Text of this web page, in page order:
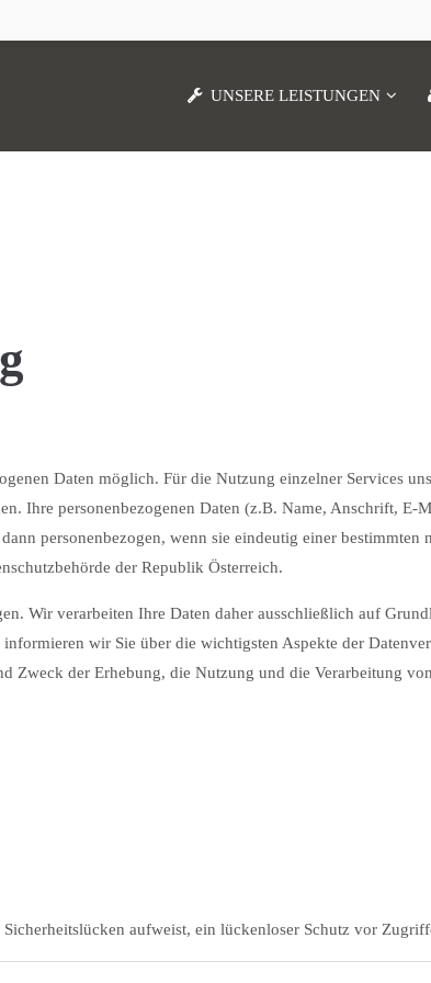
UNSERE LEISTUNGEN
Daten möglich. Für die Nutzung einzelner Services
Ihre personenbezogenen Daten (z.B. Name, Anschrift,
personenbezogen, wenn sie eindeutig einer
der Republik Österreich.
Wir verarbeiten Ihre Daten daher ausschließlich auf
wir Sie über die wichtigsten Aspekte der
Zweck der Erhebung, die Nutzung und die Verarbeitung
aufweist, ein lückenloser Schutz vor